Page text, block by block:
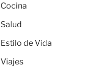
Cocina
Salud
Estilo de Vida
Viajes